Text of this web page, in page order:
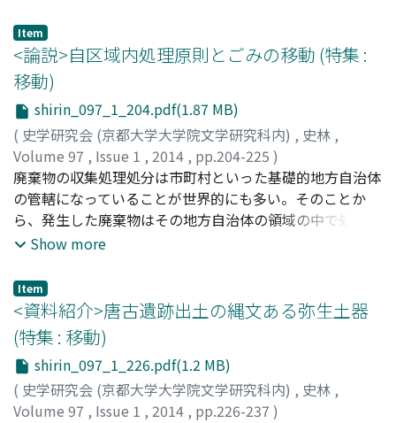
て、どのように認識したかを分析する。第二章では、日本
人女教員が朝鮮にどれほどいたかを、日韓併合以前と以後
にわけて明らかにする。第三章では、日本の朝鮮支配によ
って遅れた朝鮮・野蛮な朝鮮人を誰が教え導くかという帝
国の困難な課題が台頭する中、日本人女教員はどのような
存在として考えられ朝鮮に送られたか、そして彼女らの意
識と役割はどうだったかを分析する。
Item
<論説>自区域内処理原則とごみの移動 (特集 :
移動)
shirin_097_1_204.pdf(1.87 MB)
( 史学研究会 (京都大学大学院文学研究科内) , 史林 ,
Volume 97 , Issue 1 , 2014 , pp.204-225 )
渡辺, 浩平;WATANABE, Kohei;ワタナベ, コウヘイ
廃棄物の収集処理処分は市町村といった基礎的地方自治体
の管轄になっていることが世界的にも多い。そのことか
ら、発生した廃棄物はその地方自治体の領域の中で処理処
分を行うのが慣例となってきた。一九七〇年代の「東京ご
ゼとして「自区域内処理原則」が打ち出された。廃棄物関
連法規にはそのような原則の提示はないが、現在ではこれ
がある種常識として定着している。自分の市区で発生した
廃棄物は自区域内で処理すべきであり、施設の立地を受け
入れるべきというものである。また施設のありかたについ
ての判断決定も当該自治体の議会等において行われるもの
であり、地方自治、ガバナンスの観点からも自区域内処理
Show more
Item
<資料紹介>唐古遺跡出土の縄文ある弥生土器
(特集 : 移動)
shirin_097_1_226.pdf(1.2 MB)
( 史学研究会 (京都大学大学院文学研究科内) , 史林 ,
Volume 97 , Issue 1 , 2014 , pp.226-237 )